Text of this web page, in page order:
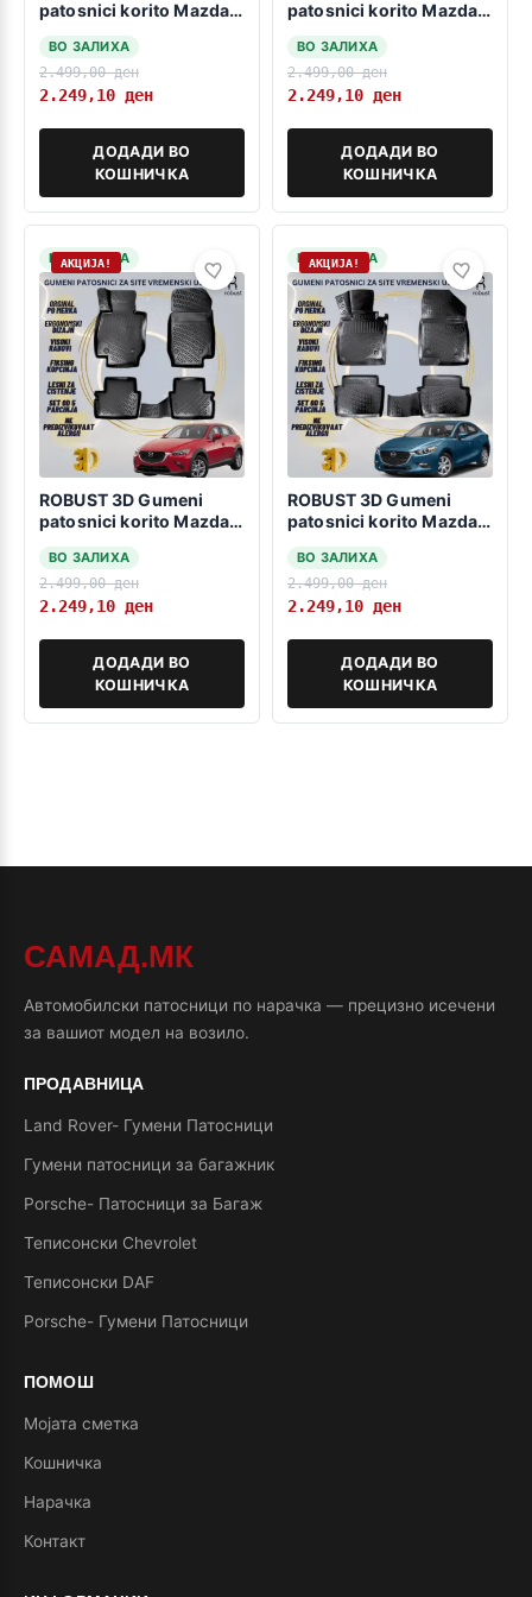
patosnici korito Mazda 2
ВО ЗАЛИХА
2.499,00ден
2.249,10 ден
ДОДАДИ ВО
КОШНИЧКА
patosnici korito Mazda
ВО ЗАЛИХА
2.499,00ден
2.249,10 ден
ДОДАДИ ВО
КОШНИЧКА
НА ЗАЛИХА
АКЦИЈА!
ROBUST 3D Gumeni
patosnici korito Mazda
ВО ЗАЛИХА
2.499,00ден
2.249,10 ден
ДОДАДИ ВО
КОШНИЧКА
НА ЗАЛИХА
АКЦИЈА!
ROBUST 3D Gumeni
patosnici korito Mazda 3
ВО ЗАЛИХА
2.499,00ден
2.249,10 ден
ДОДАДИ ВО
КОШНИЧКА
САМАД.МК
Автомобилски патосници по нарачка — прецизно исечени
за вашиот модел на возило.
ПРОДАВНИЦА
Land Rover- Гумени Патосници
Гумени патосници за багажник
Porsche- Патосници за Багаж
Теписонски Chevrolet
Теписонски DAF
Porsche- Гумени Патосници
ПОМОШ
Мојата сметка
Кошничка
Нарачка
Контакт